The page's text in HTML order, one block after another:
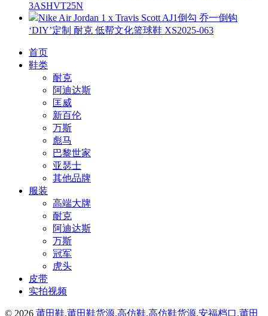
3ASHVT25N
Nike Air Jordan 1 x Travis Scott AJ1倒勾 乔一倒钩
‘DIY’定制 耐克 低帮文化篮球鞋 XS2025-063
首页
鞋类
耐克
阿迪达斯
匡威
新百伦
万斯
彪马
巴黎世家
亚瑟士
其他品牌
服装
高端大牌
耐克
阿迪达斯
万斯
冠军
虎头
皮带
实拍视频
© 2026 莆田鞋,莆田鞋货源,高仿鞋,高仿鞋货源,安福档口,莆田